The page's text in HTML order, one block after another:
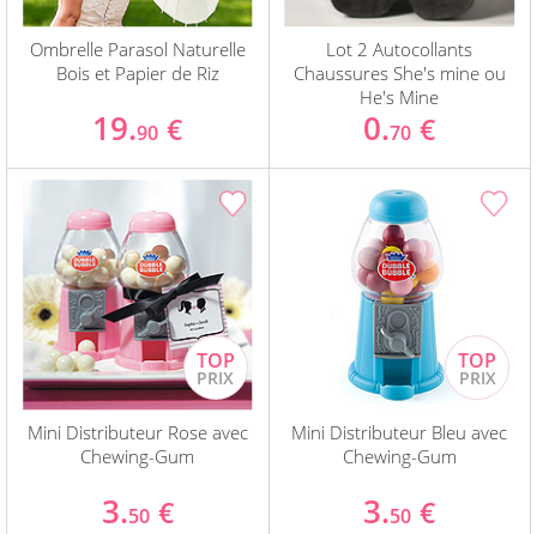
Ombrelle Parasol Naturelle
Bois et Papier de Riz
19.90 €
Lot 2 Autocollants
Chaussures She's mine ou
He's Mine
0.70 €
Mini Distributeur Rose avec
Chewing-Gum
3.50 €
Mini Distributeur Bleu avec
Chewing-Gum
3.50 €